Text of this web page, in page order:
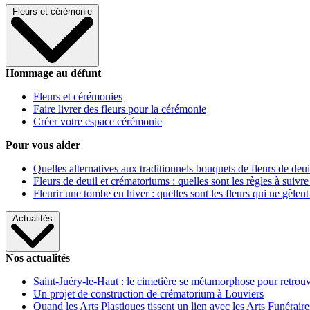
Fleurs et cérémonie
Hommage au défunt
Fleurs et cérémonies
Faire livrer des fleurs pour la cérémonie
Créer votre espace cérémonie
Pour vous aider
Quelles alternatives aux traditionnels bouquets de fleurs de
Fleurs de deuil et crématoriums : quelles sont les règles à
Fleurir une tombe en hiver : quelles sont les fleurs qui ne gèlent
Actualités
Nos actualités
Saint-Juéry-le-Haut : le cimetière se métamorphose pour
Un projet de construction de crématorium à Louviers
Quand les Arts Plastiques tissent un lien avec les Arts